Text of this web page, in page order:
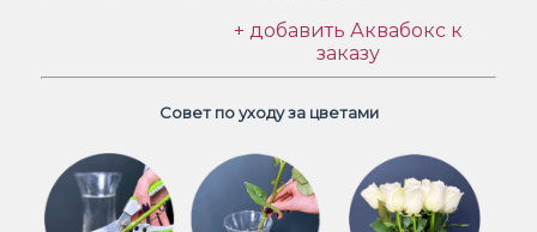
+ добавить Аквабокс к
заказу
Совет по уходу за цветами